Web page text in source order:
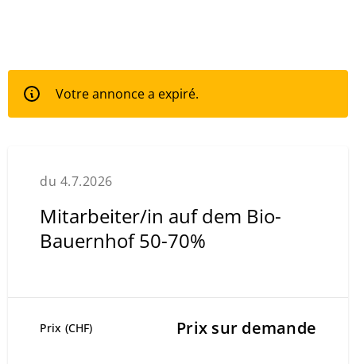
Votre annonce a expiré.
du 4.7.2026
Mitarbeiter/in auf dem Bio-
Bauernhof 50-70%
Prix (CHF) Prix sur demande